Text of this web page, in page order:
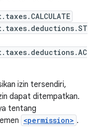
izin tersendiri,
dapat ditempatkan.
tentang
<permission> .